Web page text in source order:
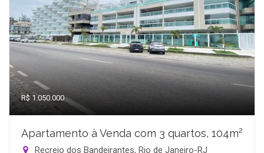
R$ 1.050.000
Apartamento à Venda com 3 quartos, 104m²
Recreio dos Bandeirantes, Rio de Janeiro-RJ